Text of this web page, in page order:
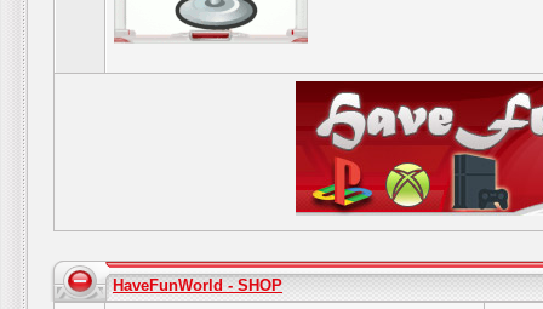
HaveFunWorld - SHOP